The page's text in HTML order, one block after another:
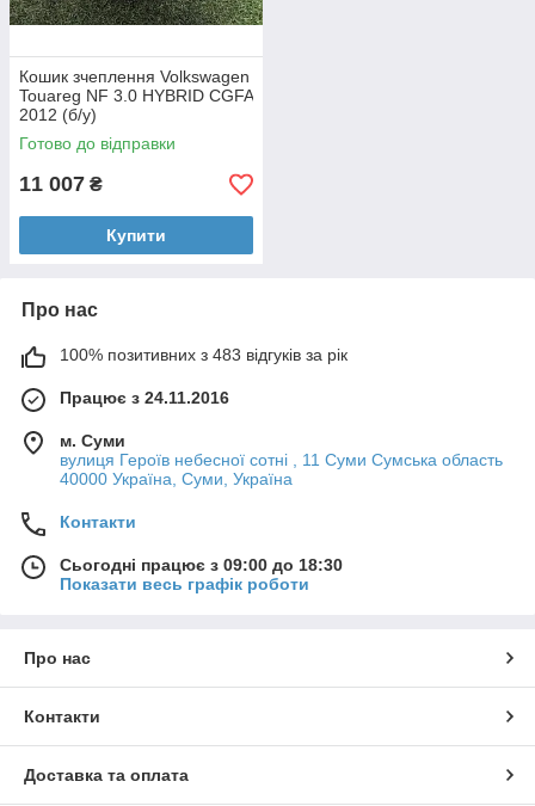
Кошик зчеплення Volkswagen
Touareg NF 3.0 HYBRID CGFA
2012 (б/у)
Готово до відправки
11 007 ₴
Купити
Про нас
100% позитивних з 483 відгуків за рік
Працює з 24.11.2016
м. Суми
вулиця Героїв небесної сотні , 11 Суми Сумська область
40000 Україна, Суми, Україна
Контакти
Сьогодні працює з 09:00 до 18:30
Показати весь графік роботи
Про нас
Контакти
Доставка та оплата